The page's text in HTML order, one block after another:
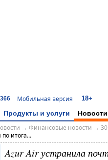
Мобильная версия 18+
Продукты и услуги Новости
→ Финансовые новости →
итога...
Azur Air устранила